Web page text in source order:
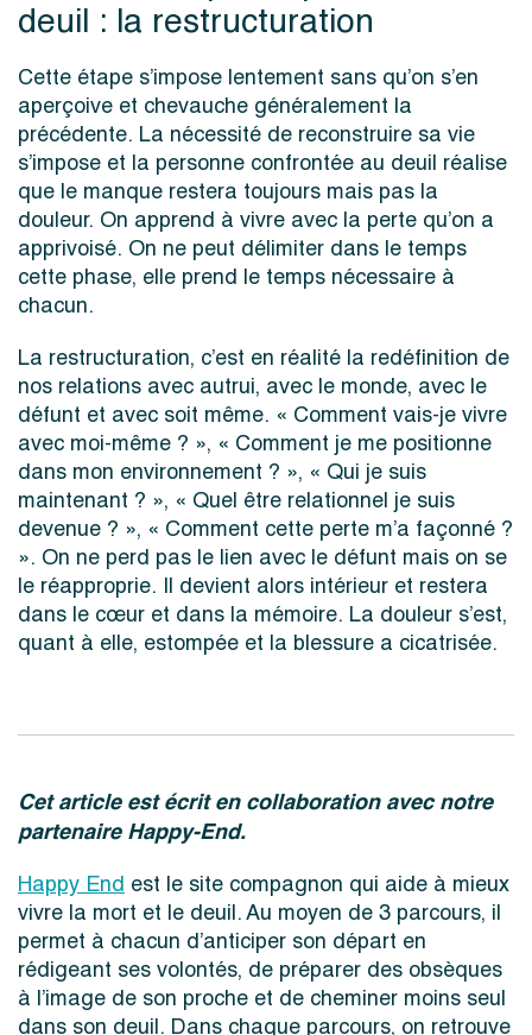
deuil : la restructuration
Cette étape s’impose lentement sans qu’on s’en
aperçoive et chevauche généralement la
précédente. La nécessité de reconstruire sa vie
s’impose et la personne confrontée au deuil réalise
que le manque restera toujours mais pas la
douleur. On apprend à vivre avec la perte qu’on a
apprivoisé. On ne peut délimiter dans le temps
cette phase, elle prend le temps nécessaire à
chacun.
La restructuration, c’est en réalité la redéfinition de
nos relations avec autrui, avec le monde, avec le
défunt et avec soit même. « Comment vais-je vivre
avec moi-même ? », « Comment je me positionne
dans mon environnement ? », « Qui je suis
maintenant ? », « Quel être relationnel je suis
devenue ? », « Comment cette perte m’a façonné ?
». On ne perd pas le lien avec le défunt mais on se
le réapproprie. Il devient alors intérieur et restera
dans le cœur et dans la mémoire. La douleur s’est,
quant à elle, estompée et la blessure a cicatrisée.
Cet article est écrit en collaboration avec notre
partenaire Happy-End.
Happy End est le site compagnon qui aide à mieux
vivre la mort et le deuil. Au moyen de 3 parcours, il
permet à chacun d’anticiper son départ en
rédigeant ses volontés, de préparer des obsèques
à l’image de son proche et de cheminer moins seul
dans son deuil. Dans chaque parcours, on retrouve